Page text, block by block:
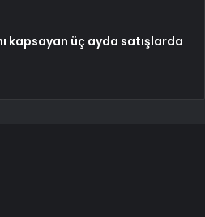
kapsayan üç ayda satışlarda